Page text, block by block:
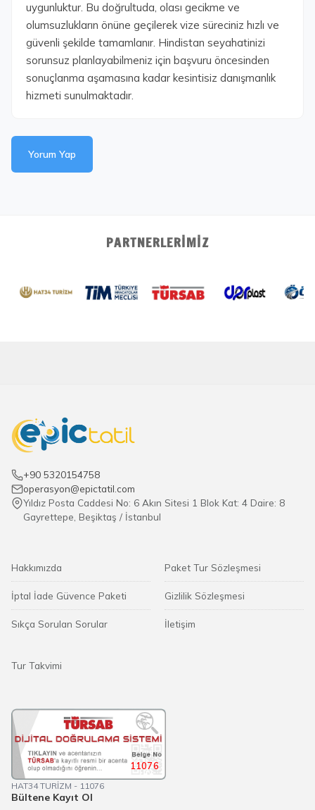
uygunluktur. Bu doğrultuda, olası gecikme ve
olumsuzlukların önüne geçilerek vize süreciniz hızlı ve
güvenli şekilde tamamlanır. Hindistan seyahatinizi
sorunsuz planlayabilmeniz için başvuru öncesinden
sonuçlanma aşamasına kadar kesintisiz danışmanlık
hizmeti sunulmaktadır.
Yorum Yap
PARTNERLERIMIZ
+90 5320154758
operasyon@epictatil.com
Yıldız Posta Caddesi No: 6 Akın Sitesi 1 Blok Kat: 4 Daire: 8
Gayrettepe, Beşiktaş / İstanbul
Hakkımızda
İptal İade Güvence Paketi
Sıkça Sorulan Sorular
Paket Tur Sözleşmesi
Gizlilik Sözleşmesi
İletişim
Tur Takvimi
11076
HAT34 TURİZM - 11076
Bültene Kayıt Ol